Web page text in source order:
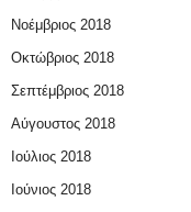
Νοέμβριος 2018
Οκτώβριος 2018
Σεπτέμβριος 2018
Αύγουστος 2018
Ιούλιος 2018
Ιούνιος 2018